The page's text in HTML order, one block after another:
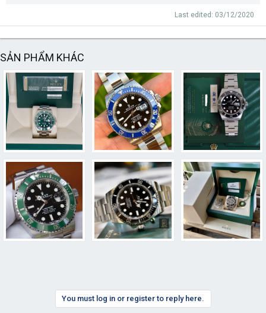
Last edited: 03/12/2020
SẢN PHẨM KHÁC
You must log in or register to reply here.